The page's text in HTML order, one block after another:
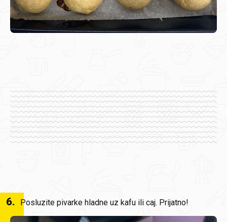
6. Posluzite pivarke hladne uz kafu ili caj. Prijatno!